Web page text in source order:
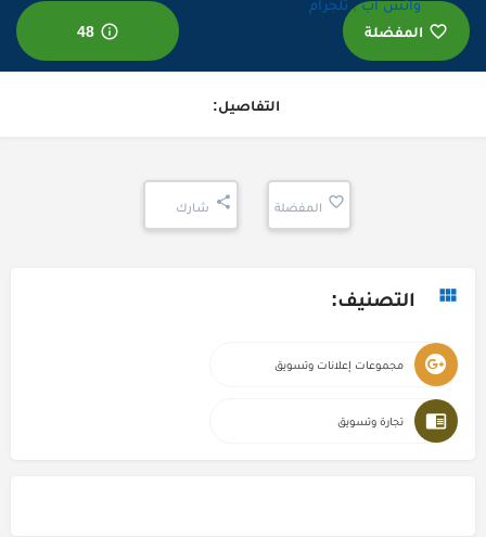
المفضلة 48
التفاصيل:
المفضلة شارك
التصنيف:
مجموعات إعلانات وتسويق
تجارة وتسويق